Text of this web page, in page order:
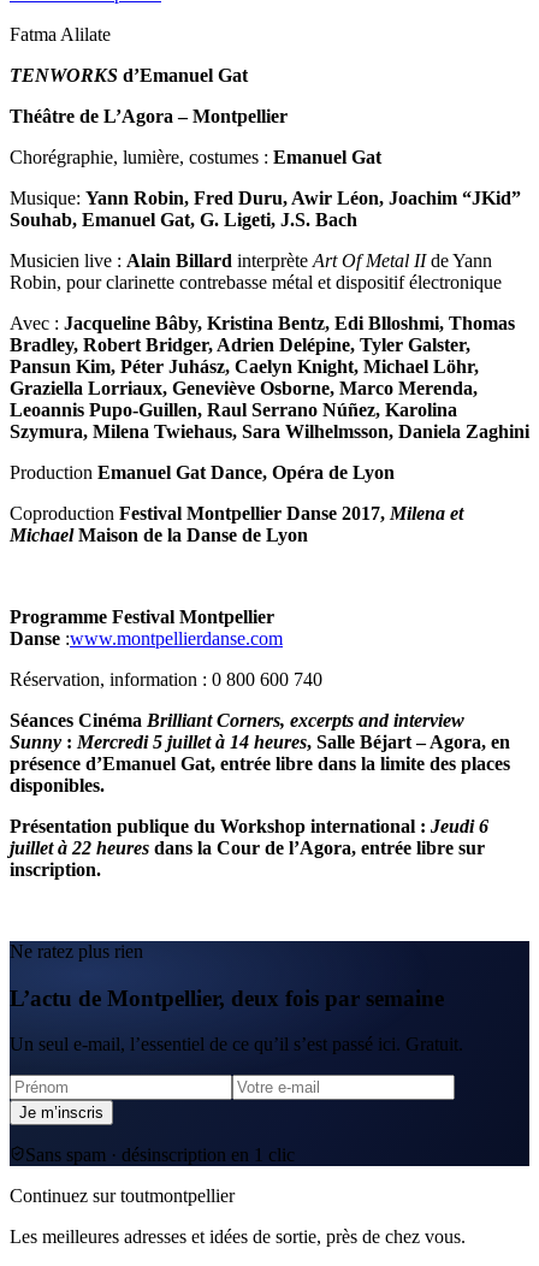
Fatma Alilate
TENWORKS d’Emanuel Gat
Théâtre de L’Agora – Montpellier
Chorégraphie, lumière, costumes : Emanuel Gat
Musique: Yann Robin, Fred Duru, Awir Léon, Joachim “JKid”
Souhab, Emanuel Gat, G. Ligeti, J.S. Bach
Musicien live : Alain Billard interprète Art Of Metal IIde Yann
Robin, pour clarinette contrebasse métal et dispositif électronique
Avec : Jacqueline Bâby, Kristina Bentz, Edi Blloshmi, Thomas
Bradley, Robert Bridger, Adrien Delépine, Tyler Galster,
Pansun Kim, Péter Juhász, Caelyn Knight, Michael Löhr,
Graziella Lorriaux, Geneviève Osborne, Marco Merenda,
Leoannis Pupo-Guillen, Raul Serrano Núñez, Karolina
Szymura, Milena Twiehaus, Sara Wilhelmsson, Daniela Zaghini
Production Emanuel Gat Dance, Opéra de Lyon
Coproduction Festival Montpellier Danse 2017, Milena et
MichaelMaison de la Danse de Lyon
Programme Festival Montpellier
Danse :www.montpellierdanse.com
Réservation, information : 0 800 600 740
Séances Cinéma Brilliant Corners, excerpts and interview
Sunny : Mercredi 5 juillet à 14 heures, Salle Béjart – Agora, en
présence d’Emanuel Gat, entrée libre dans la limite des places
disponibles.
Présentation publique du Workshop international : Jeudi 6
juillet à 22 heures dans la Cour de l’Agora, entrée libre sur
inscription.
Ne ratez plus rien
L’actu de Montpellier, deux fois par semaine
Un seul e-mail, l’essentiel de ce qu’il s’est passé ici. Gratuit.
Je m’inscris
Sans spam · désinscription en 1 clic
Continuez sur toutmontpellier
Les meilleures adresses et idées de sortie, près de chez vous.